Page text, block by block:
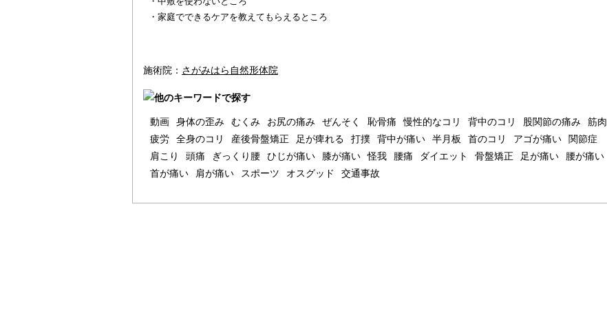
・家庭でできるケアを教えてもらえるところ
施術院： さがみはら自然形体院
動画 身体の歪み むくみ お尻の痛み ぜんそく 恥骨痛 慢性的なコリ 背中のコリ 股関節の痛み
筋肉
疲労
全身のコリ 産後骨盤矯正 足が痺れる 打撲 背中が痛い 半月板 首のコリ アゴが痛い
関節症
肩こり
頭痛 ぎっくり腰 ひじが痛い 膝が痛い 怪我 腰痛 ダイエット 骨盤矯正 足が痛い
腰が痛い
首が痛い
肩が痛い スポーツ オスグッド 交通事故